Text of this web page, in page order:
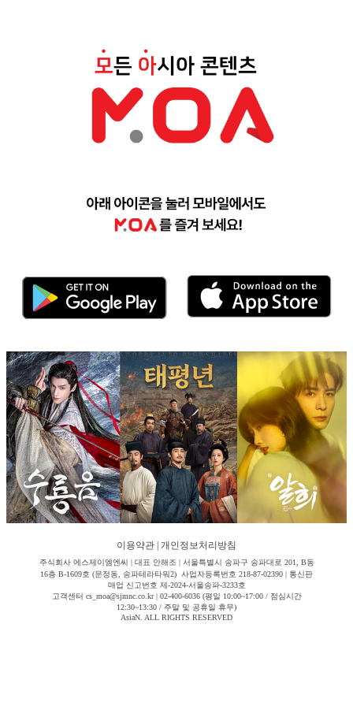
이용약관 개인정보처리방침
주식회사 에스제이엠엔씨 | 대표 안해조 | 서울특별시 송파구 송파대로 201, B동
16층 B-1609호 (문정동, 송파테라타워2) 사업자등록번호 218-87-02390 | 통신판
매업 신고번호 제-2024-서울송파-3233호
고객센터 cs_moa@sjmnc.co.kr | 02-400-6036 (평일 10:00~17:00 / 점심시간
12:30~13:30 / 주말 및 공휴일 휴무)
AsiaN. ALL RIGHTS RESERVED